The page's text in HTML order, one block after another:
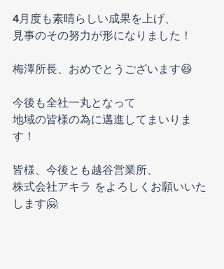
4月度も素晴らしい成果を上げ、
見事のその努力が形になりました！
梅澤所長、おめでとうございます😆
今後も全社一丸となって
地域の皆様の為に邁進してまいりま
す！
皆様、今後とも越谷営業所、
株式会社アキラ をよろしくお願いいた
します🤗